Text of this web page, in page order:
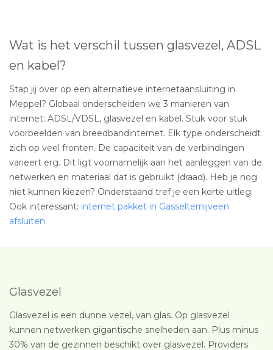
Wat is het verschil tussen glasvezel, ADSL
en kabel?
Stap jij over op een alternatieve internetaansluiting in
Meppel? Globaal onderscheiden we 3 manieren van
internet: ADSL/VDSL, glasvezel en kabel. Stuk voor stuk
voorbeelden van breedbandinternet. Elk type onderscheidt
zich op veel fronten. De capaciteit van de verbindingen
varieert erg. Dit ligt voornamelijk aan het aanleggen van de
netwerken en materiaal dat is gebruikt (draad). Heb je nog
niet kunnen kiezen? Onderstaand tref je een korte uitleg.
Ook interessant: internet pakket in Gasselternijveen
afsluiten.
Glasvezel
Glasvezel is een dunne vezel, van glas. Op glasvezel
kunnen netwerken gigantische snelheden aan. Plus minus
30% van de gezinnen beschikt over glasvezel. Providers